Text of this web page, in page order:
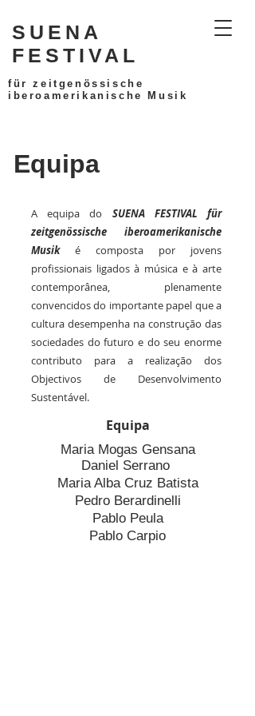
SUENA
FESTIVAL
für zeitgenössische
iberoamerikanische Musik
Equipa
A equipa do SUENA FESTIVAL für
zeitgenössische iberoamerikanische
Musiké composta por jovens
profissionais ligados à música e à arte
contemporânea, plenamente
convencidos do importante papel que a
cultura desempenha na construção das
sociedades do futuro e do seu enorme
contributo para a realização dos
Objectivos de Desenvolvimento
Sustentável.
Equipa
Maria Mogas Gensana
Daniel Serrano
Maria Alba Cruz Batista
Pedro Berardinelli
Pablo Peula
Pablo Carpio